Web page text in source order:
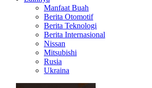
Manfaat Buah
Berita Otomotif
Berita Teknologi
Berita Internasional
Nissan
Mitsubishi
Rusia
Ukraina